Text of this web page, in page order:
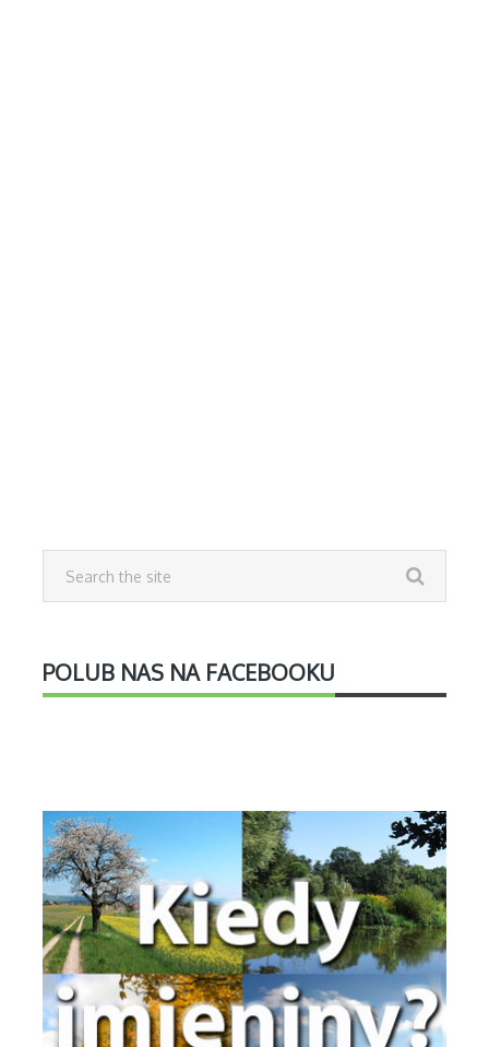
POLUB NAS NA FACEBOOKU